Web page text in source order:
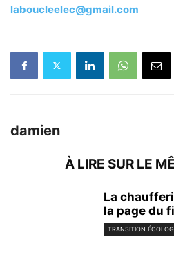
laboucleelec@gmail.com
damien
À LIRE SUR LE
La
la page du
TRANSITION